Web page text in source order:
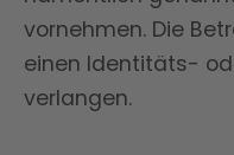
vornehmen. Die
einen Identitäts-
verlangen.